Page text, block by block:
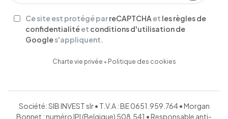
Ce site est protégé parreCAPTCHA et les règles de
confidentialitéet conditions d'utilisation de
Googles'appliquent.
Charte vie privée • Politique des cookies
Société: SIB INVEST slr • T.V.A : BE 0651.959.764 • Morgan
Bonnet : numéro IPI (Belgique) 508.541 • Responsable anti-